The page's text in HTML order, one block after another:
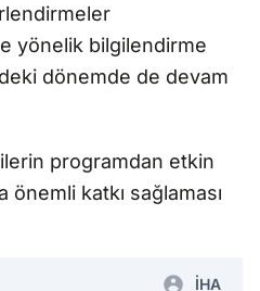
yönelik bilgilendirme
dönemde de devam
programdan etkin
önemli katkı sağlaması
İHA